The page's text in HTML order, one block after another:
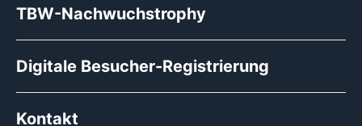
TBW-Nachwuchstrophy
Digitale Besucher-Registrierung
Kontakt